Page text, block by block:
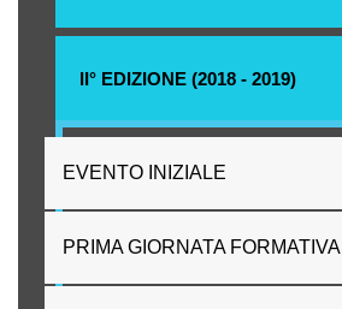
II° EDIZIONE (2018 - 2019)
EVENTO INIZIALE
PRIMA GIORNATA FORMATIVA